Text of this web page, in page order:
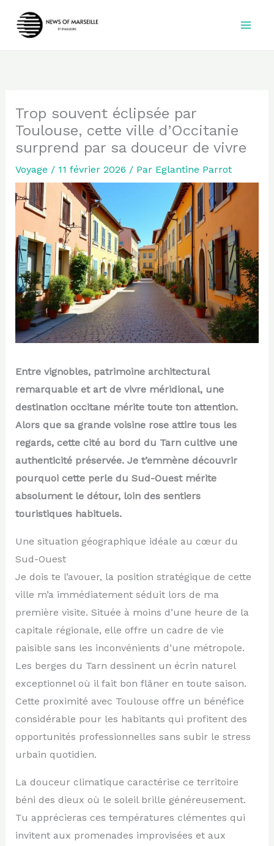
Trop souvent éclipsée par
Toulouse, cette ville d’Occitanie
surprend par sa douceur de vivre
Voyage / 11 février 2026 / Par Eglantine Parrot
Entre vignobles, patrimoine architectural
remarquable et art de vivre méridional, une
destination occitane mérite toute ton attention.
Alors que sa grande voisine rose attire tous les
regards, cette cité au bord du Tarn cultive une
authenticité préservée. Je t’emmène découvrir
pourquoi cette perle du Sud-Ouest mérite
absolument le détour, loin des sentiers
touristiques habituels.
Une situation géographique idéale au cœur du
Sud-Ouest
Je dois te l’avouer, la position stratégique de cette
ville m’a immédiatement séduit lors de ma
première visite. Située à moins d’une heure de la
capitale régionale, elle offre un cadre de vie
paisible sans les inconvénients d’une métropole.
Les berges du Tarn dessinent un écrin naturel
exceptionnel où il fait bon flâner en toute saison.
Cette proximité avec Toulouse offre un bénéfice
considérable pour les habitants qui profitent des
opportunités professionnelles sans subir le stress
urbain quotidien.
La douceur climatique caractérise ce territoire
béni des dieux où le soleil brille généreusement.
Tu apprécieras ces températures clémentes qui
invitent aux promenades improvisées et aux